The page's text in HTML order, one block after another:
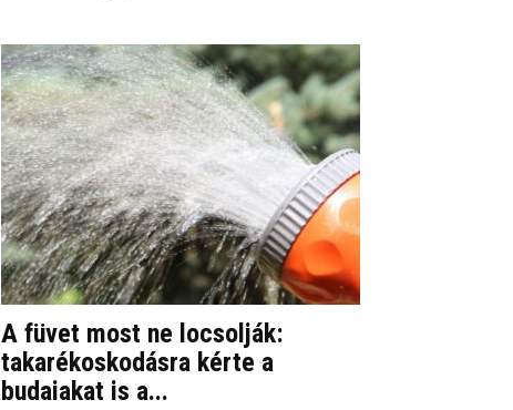
A füvet most ne locsolják:
takarékoskodásra kérte a
budaiakat is a...